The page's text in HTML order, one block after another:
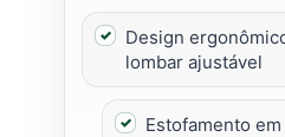
Design
lombar ajustável
Estofamento